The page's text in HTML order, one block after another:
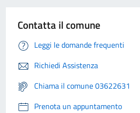
Contatta il comune
Leggi le domande frequenti
Richiedi Assistenza
Chiama il comune 03622631
Prenota un appuntamento